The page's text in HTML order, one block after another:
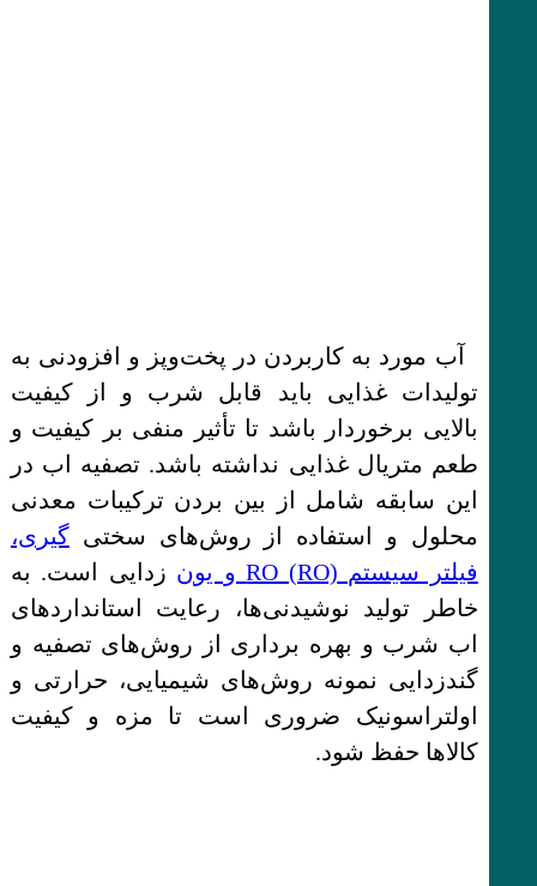
آب مورد به کاربردن در پخت‌وپز و افزودنی به
تولیدات غذایی باید قابل شرب و از کیفیت
بالایی برخوردار باشد تا تأثیر منفی بر کیفیت و
طعم متریال غذایی نداشته باشد. تصفیه اب در
این سابقه شامل از بین بردن ترکیبات معدنی
محلول و استفاده از روش‌های سختی‌گیری،
فیلتر سیستم RO (RO) و یون
‌زدایی است. به
خاطر تولید نوشیدنی‌ها، رعایت استانداردهای
اب شرب و بهره برداری از روش‌های تصفیه و
گندزدایی نمونه روش‌های شیمیایی، حرارتی و
اولتراسونیک ضروری است تا مزه و کیفیت
کالاها حفظ شود.